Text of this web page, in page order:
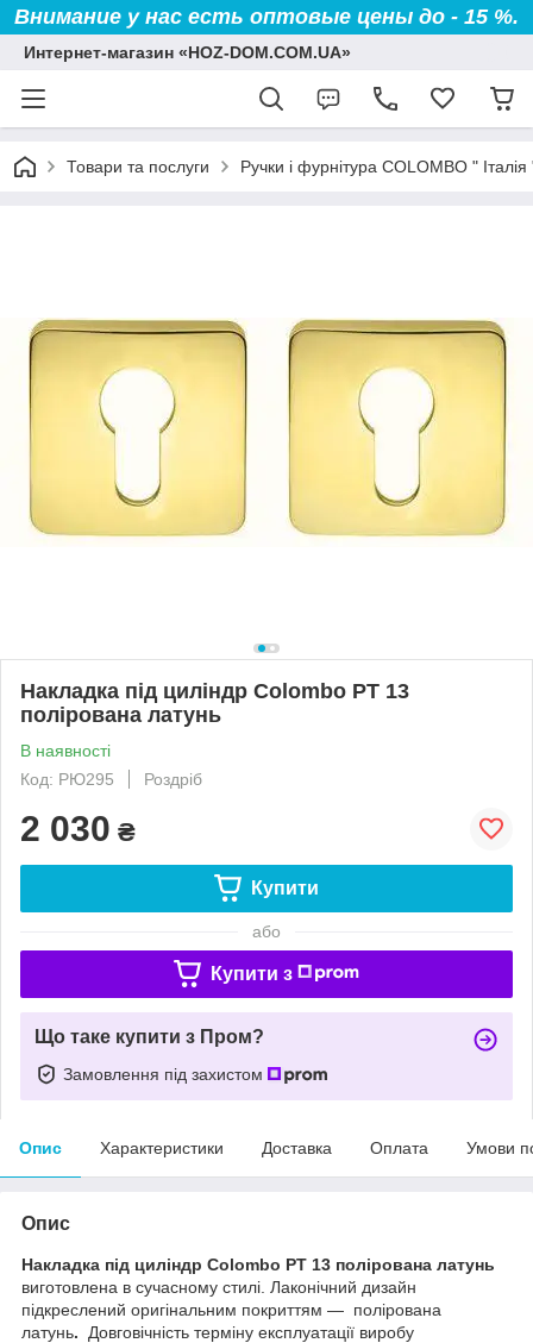
Внимание у нас есть оптовые цены до - 15 %.
Интернет-магазин «HOZ-DOM.COM.UA»
Товари та послуги Ручки і фурнітура COLOMBO " Італія
Накладка під циліндр Colombo PT 13
полірована латунь
В наявності
Код: РЮ295
Роздріб
2 030 ₴
Купити
або
Купити з
Що таке купити з Пром?
Замовлення під захистом
Опис Характеристики Доставка Оплата Умови
Опис
Накладка під циліндр Colombo PT 13 полірована латунь
виготовлена в сучасному стилі. Лаконічний дизайн
підкреслений оригінальним покриттям — полірована
латунь. Довговічність терміну експлуатації виробу